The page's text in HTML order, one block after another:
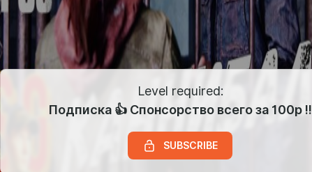
Level required:
Подписка 👍 Спонсорство всего за 100р !!
SUBSCRIBE